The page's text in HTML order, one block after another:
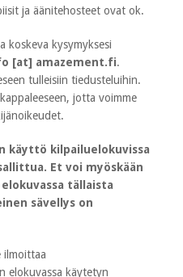
ja äänitehosteet ovat ok.
koskeva kysymyksesi
[at] amazement.fi.
tulleisiin tiedusteluihin.
jotta voimme
käyttö kilpailuelokuvissa
Et voi myöskään
tällaista
sävellys on
ilmoittaa
elokuvassa käytetyn